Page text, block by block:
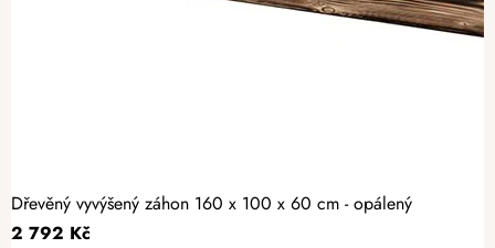
Dřevěný vyvýšený záhon 160 x 100 x 60 cm - opálený
2 792 Kč